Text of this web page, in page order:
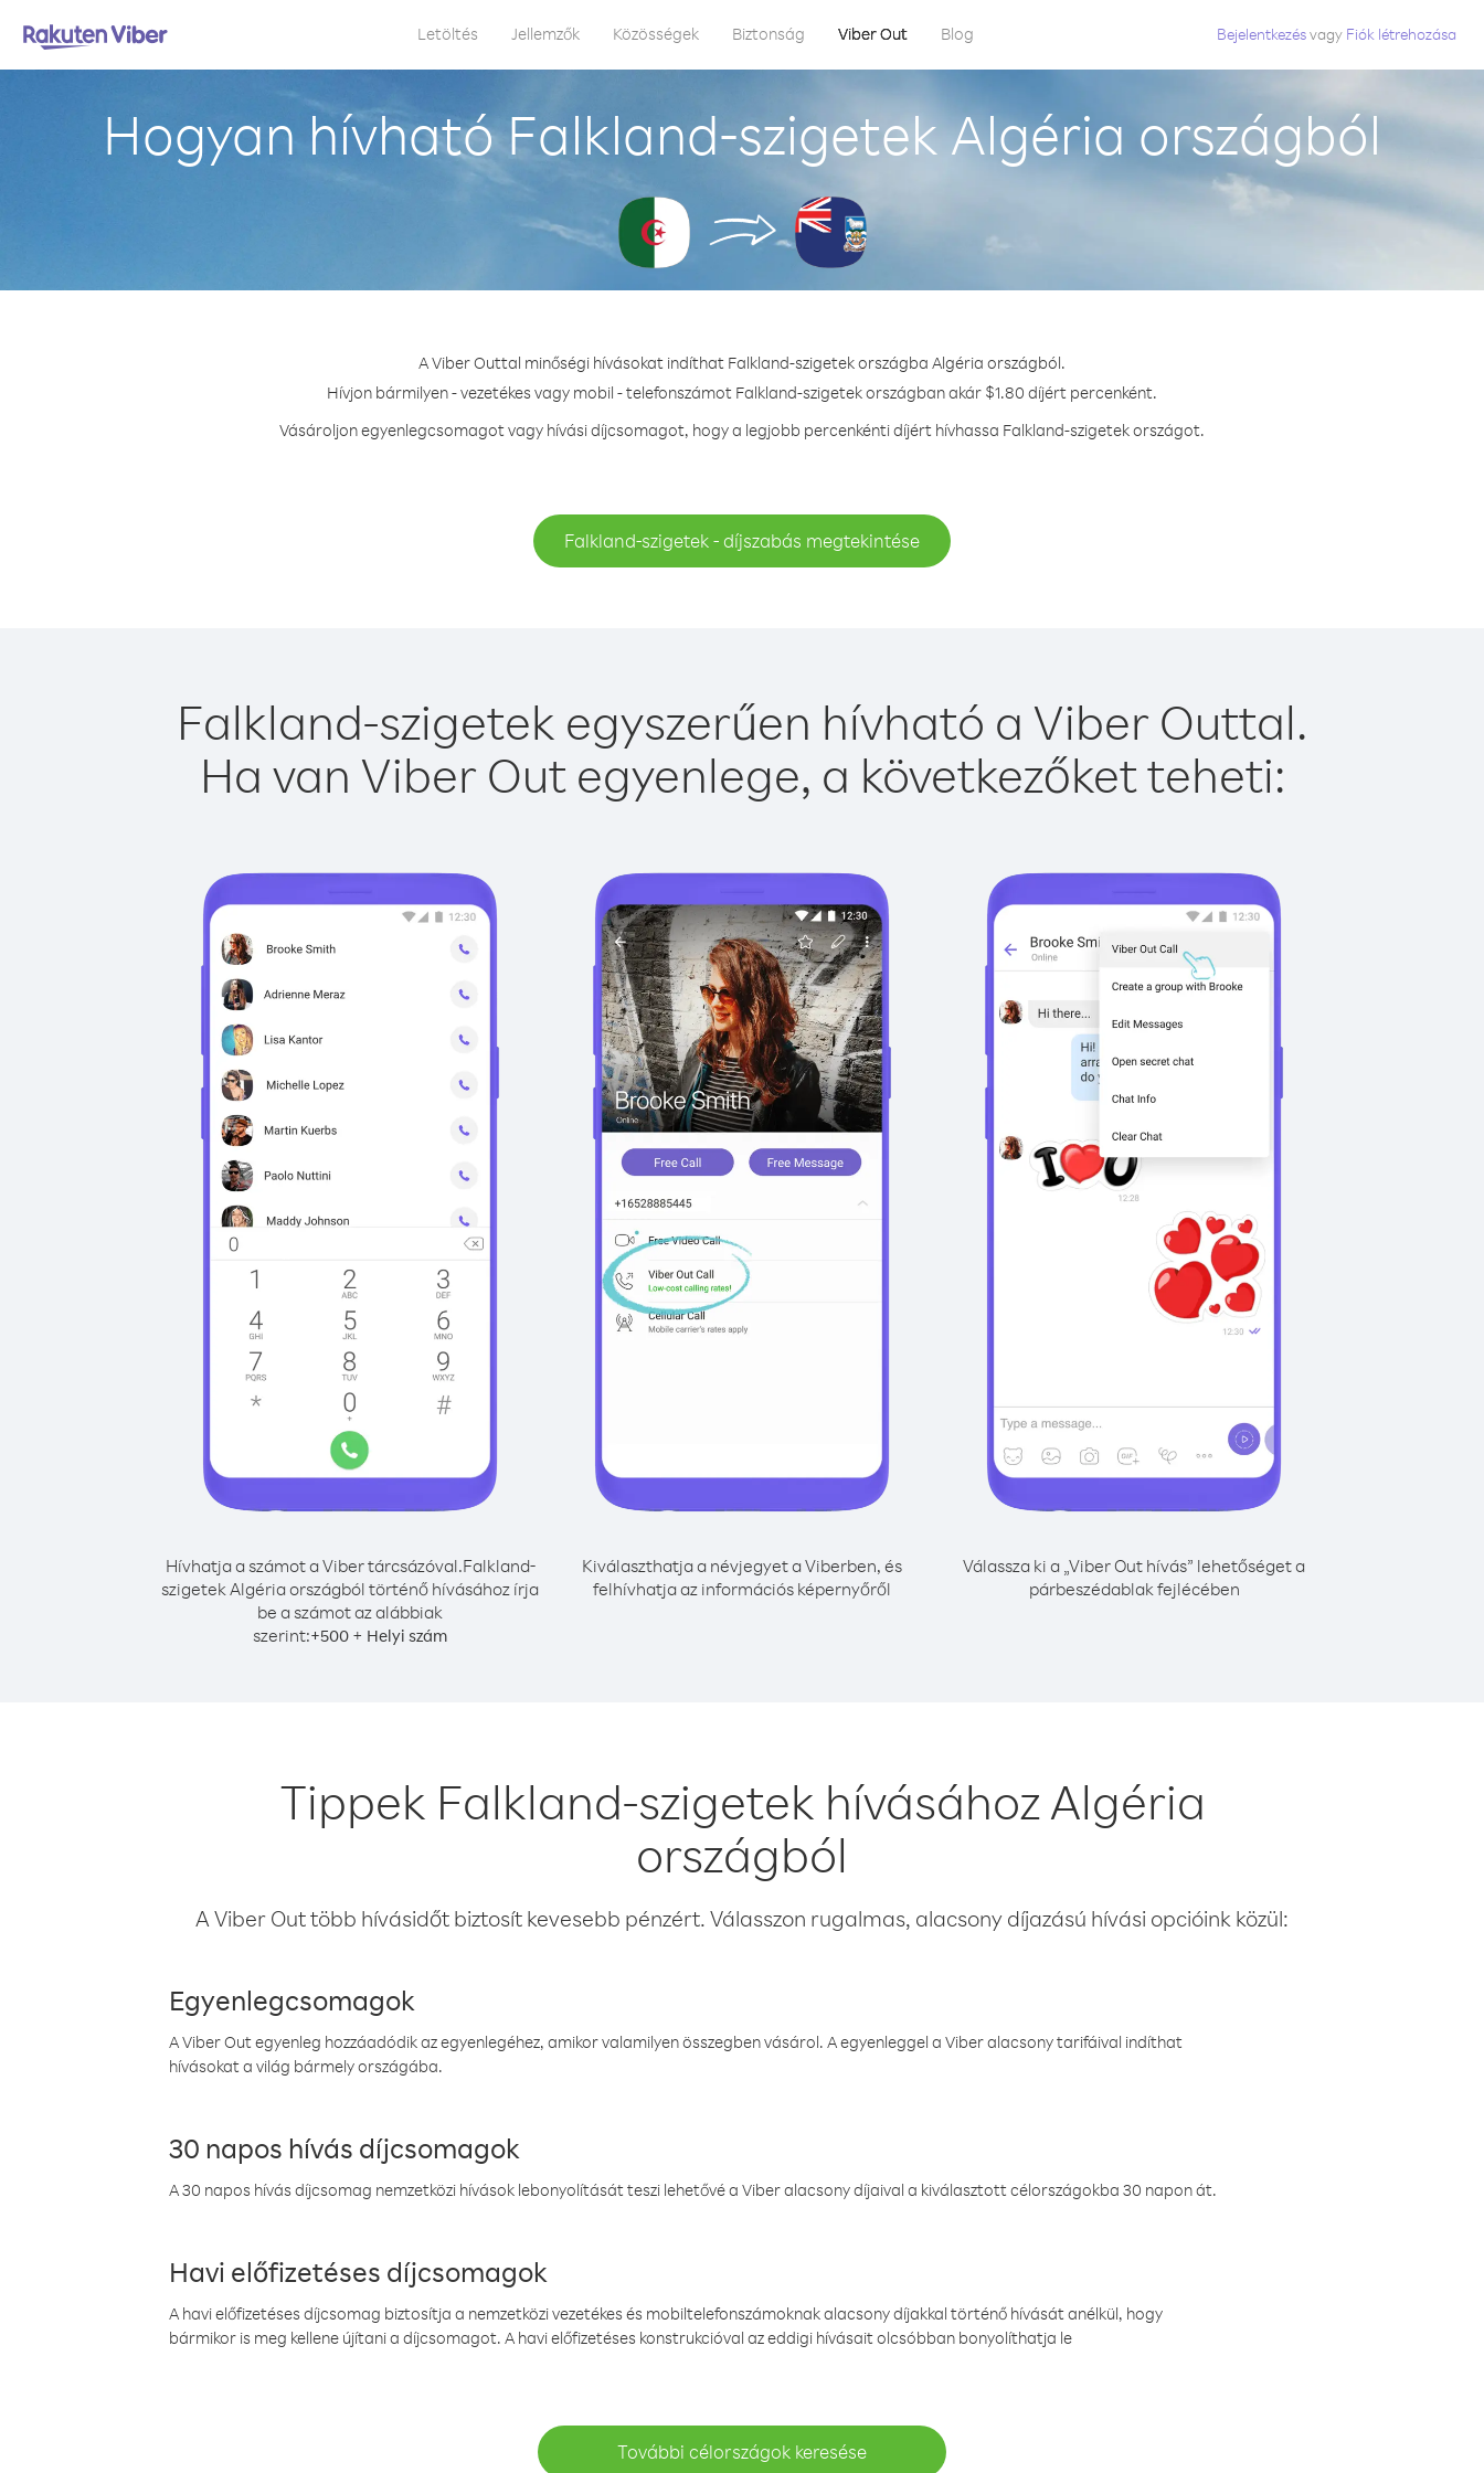
Letöltés Jellemzők Közösségek Biztonság Viber Out Blog Bejelentkezésvagy Fiók létrehozása
Hogyan hívható Falkland-szigetek Algéria országból
A Viber Outtal minőségi hívásokat indíthat Falkland-szigetek országba Algéria országból.
Hívjon bármilyen - vezetékes vagy mobil - telefonszámot Falkland-szigetek országban akár $1.80 díjért percenként.
Vásároljon egyenlegcsomagot vagy hívási díjcsomagot, hogy a legjobb percenkénti díjért hívhassa Falkland-szigetek országot.
Falkland-szigetek - díjszabás megtekintése
Falkland-szigetek egyszerűen hívható a Viber Outtal.
Ha van Viber Out egyenlege, a következőket teheti:
Hívhatja a számot a Viber tárcsázóval.Falkland-
szigetek Algéria országból történő hívásához írja
be a számot az alábbiak
szerint:+500 + Helyi szám
Kiválaszthatja a névjegyet a Viberben, és
felhívhatja az információs képernyőről
Válassza ki a „Viber Out hívás” lehetőséget a
párbeszédablak fejlécében
Tippek Falkland-szigetek hívásához Algéria
országból
A Viber Out több hívásidőt biztosít kevesebb pénzért. Válasszon rugalmas, alacsony díjazású hívási opcióink közül:
Egyenlegcsomagok
A Viber Out egyenleg hozzáadódik az egyenlegéhez, amikor valamilyen összegben vásárol. A egyenleggel a Viber alacsony tarifáival indíthat
hívásokat a világ bármely országába.
30 napos hívás díjcsomagok
A 30 napos hívás díjcsomag nemzetközi hívások lebonyolítását teszi lehetővé a Viber alacsony díjaival a kiválasztott célországokba 30 napon át.
Havi előfizetéses díjcsomagok
A havi előfizetéses díjcsomag biztosítja a nemzetközi vezetékes és mobiltelefonszámoknak alacsony díjakkal történő hívását anélkül, hogy
bármikor is meg kellene újítani a díjcsomagot. A havi előfizetéses konstrukcióval az eddigi hívásait olcsóbban bonyolíthatja le
További célországok keresése